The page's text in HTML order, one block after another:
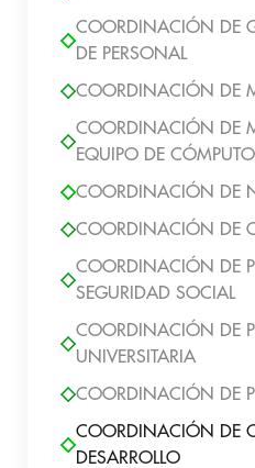
COORDINACIÓN DE
DE PERSONAL
COORDINACIÓN DE
COORDINACIÓN DE
EQUIPO DE CÓMPUTO
COORDINACIÓN DE
COORDINACIÓN DE
COORDINACIÓN DE
SEGURIDAD SOCIAL
COORDINACIÓN DE
UNIVERSITARIA
COORDINACIÓN DE
COORDINACIÓN DE
DESARROLLO